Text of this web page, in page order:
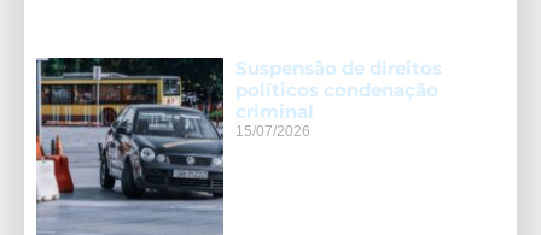
Suspensão de direitos
políticos condenação
criminal
15/07/2026